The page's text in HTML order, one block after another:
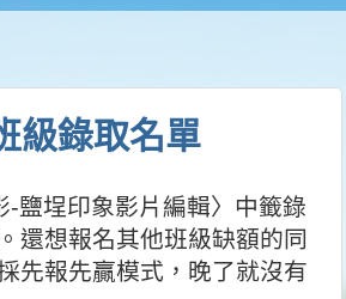
級錄取名單
-鹽埕印象影片編輯〉中籤錄
還想報名其他班級缺額的同
先報先贏模式，晚了就沒有